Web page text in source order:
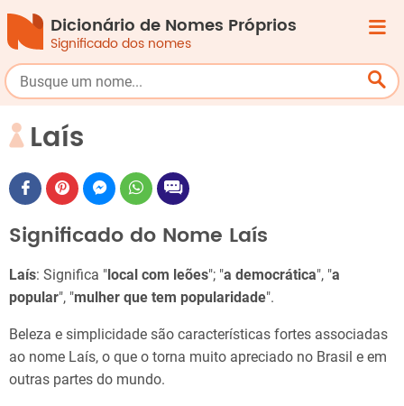
Dicionário de Nomes Próprios
Significado dos nomes
Laís
Significado do Nome Laís
Laís: Significa " local com leões"; "a democrática", "a
popular", "mulher que tem popularidade".
Beleza e simplicidade são características fortes associadas
ao nome Laís, o que o torna muito apreciado no Brasil e em
outras partes do mundo.